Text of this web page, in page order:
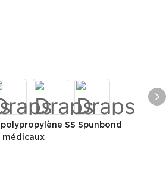
SS Spunbond
médicaux